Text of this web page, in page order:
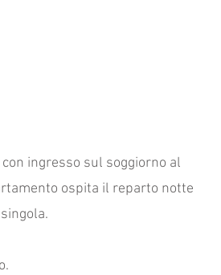
ingresso sul soggiorno al
ospita il reparto notte